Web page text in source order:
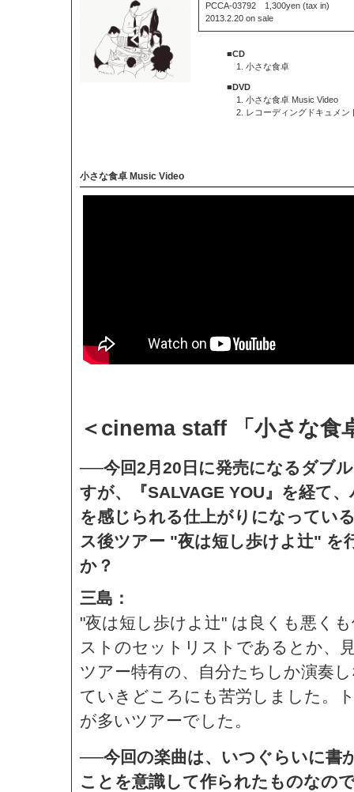
PCCA-03792 1,300yen (tax in)
2013.2.20 on sale
■CD
小さな食卓
■DVD
小さな食卓 Music Video
レコーディングドキュメン
小さな食卓 Music Video
＜cinema staff 「小さな食
──今回2月20日に発売になるダブ
すが、『SALVAGE YOU』を経て
を感じられる仕上がりになってい
ス後ツアー "夜は短し歩けよ辻" を
か？
三島：
"夜は短し歩けよ辻" は良くも悪く
ストのセットリストであるとか、
ツアー特有の、自分たちしか演奏
ていきどころにも苦労しました。
が多いツアーでした。
──今回の楽曲は、いつぐらいに書
ことを意識して作られたものなの